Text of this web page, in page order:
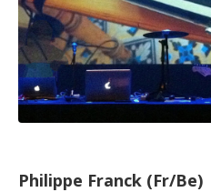
Philippe Franck (Fr/Be)